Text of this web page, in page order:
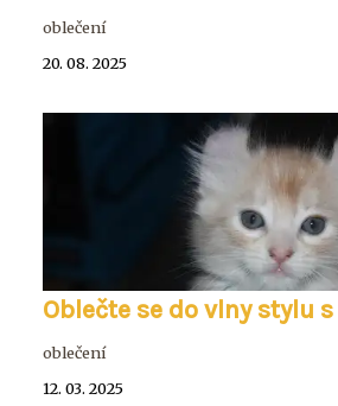
oblečení
20. 08. 2025
Oblečte se do vlny stylu
oblečení
12. 03. 2025